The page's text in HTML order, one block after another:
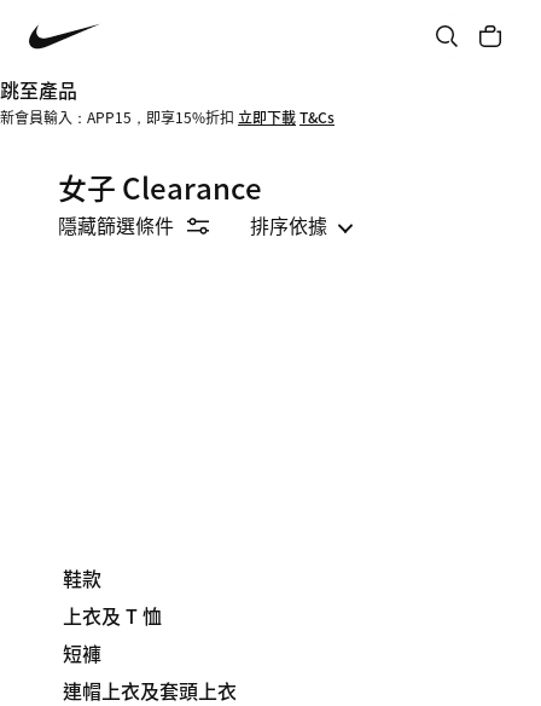
跳至產品
新會員輸入：APP15，即享15%折扣 立即下載T&Cs
女子 Clearance
隱藏篩選條件 排序依據
鞋款
上衣及 T 恤
短褲
連帽上衣及套頭上衣